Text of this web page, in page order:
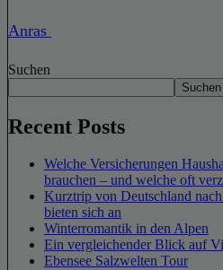
Anras
Suchen
Suchen
Recent Posts
Welche Versicherungen
brauchen – und welche oft
Kurztrip von Deutschland
bieten sich an
Winterromantik in den Alpen
Ein vergleichender Blick auf
Ebensee Salzwelten Tour